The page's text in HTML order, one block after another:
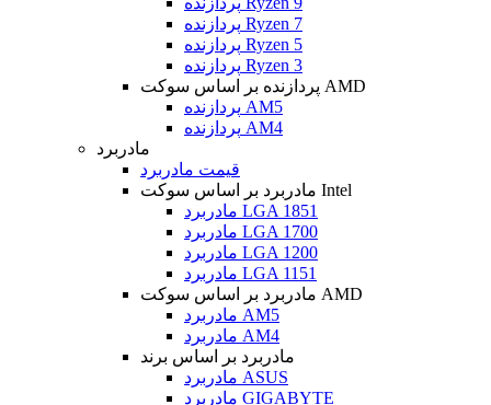
پردازنده Ryzen 7
پردازنده Ryzen 5
پردازنده Ryzen 3
پردازنده بر اساس سوکت AMD
پردازنده AM5
پردازنده AM4
مادربرد
قیمت مادربرد
مادربرد بر اساس سوکت Intel
مادربرد LGA 1851
مادربرد LGA 1700
مادربرد LGA 1200
مادربرد LGA 1151
مادربرد بر اساس سوکت AMD
مادربرد AM5
مادربرد AM4
مادربرد بر اساس برند
مادربرد ASUS
مادربرد GIGABYTE